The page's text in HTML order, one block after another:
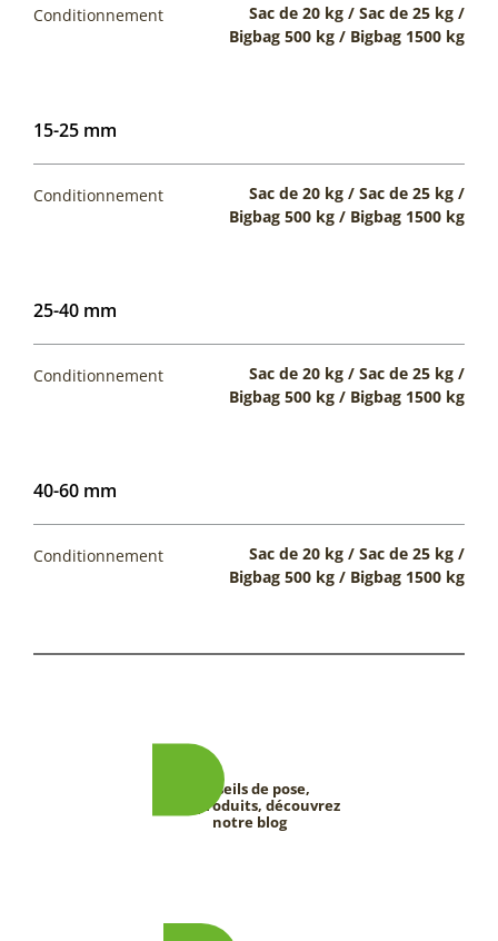
Conditionnement
Sac de 20 kg / Sac de 25 kg /
Bigbag 500 kg / Bigbag 1500 kg
15-25 mm
Conditionnement
Sac de 20 kg / Sac de 25 kg /
Bigbag 500 kg / Bigbag 1500 kg
25-40 mm
Conditionnement
Sac de 20 kg / Sac de 25 kg /
Bigbag 500 kg / Bigbag 1500 kg
40-60 mm
Conditionnement
Sac de 20 kg / Sac de 25 kg /
Bigbag 500 kg / Bigbag 1500 kg
Conseils de pose,
tests produits, découvrez
notre blog